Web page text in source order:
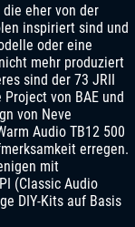
eher von der
inspiriert sind und
oder eine
mehr produziert
sind der 73 JRII
von BAE und
von Neve
Audio TB12 500
erregen.
mit
(Classic Audio
DIY-Kits auf Basis